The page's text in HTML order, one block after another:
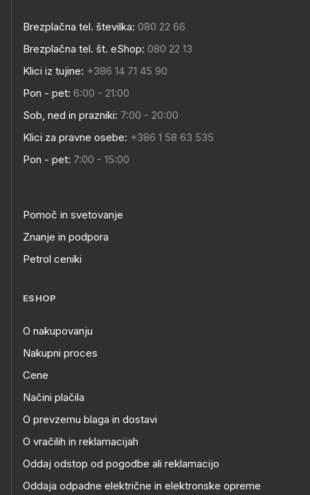
Brezplačna tel. številka: 080 22 66
Brezplačna tel. št. eShop: 080 22 13
Klici iz tujine: +386 14 71 45 90
Pon - pet: 6:00 - 21:00
Sob, ned in prazniki: 7:00 - 20:00
Klici za pravne osebe: +386 1 58 63 535
Pon - pet: 7:00 - 15:00
Pomoč in svetovanje
Znanje in podpora
Petrol ceniki
ESHOP
O nakupovanju
Nakupni proces
Cene
Načini plačila
O prevzemu blaga in dostavi
O vračilih in reklamacijah
Oddaj odstop od pogodbe ali reklamacijo
Oddaja odpadne električne in elektronske opreme